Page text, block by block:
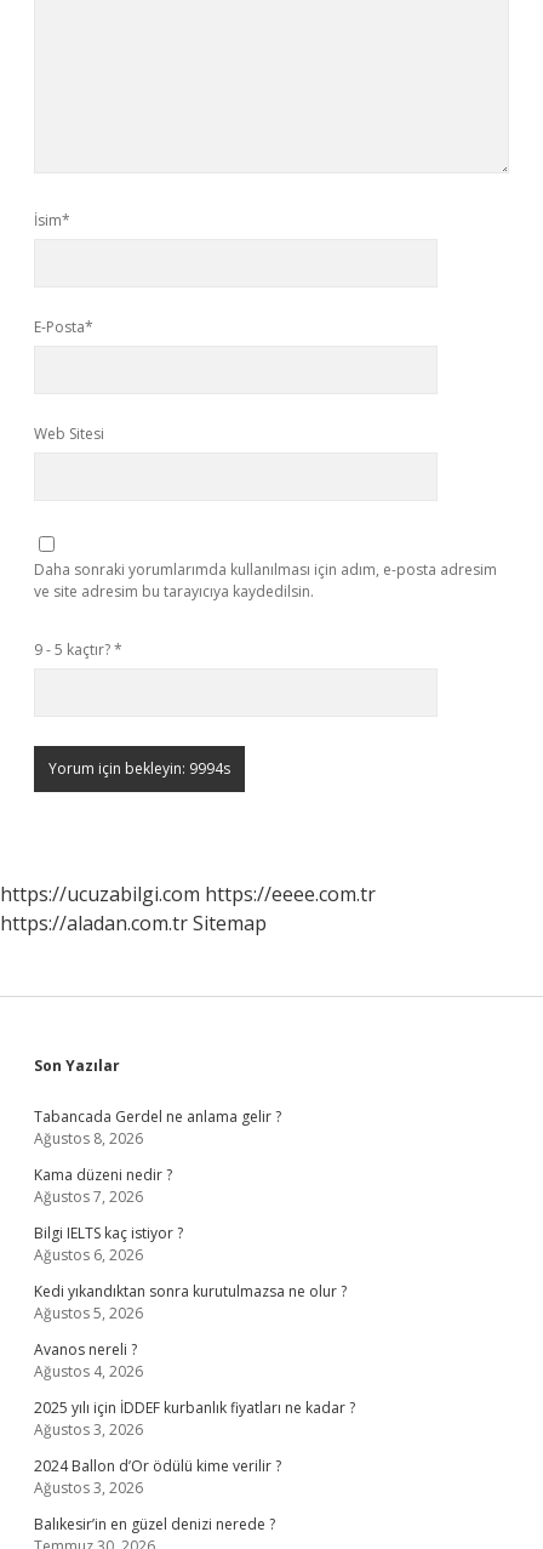
İsim*
E-Posta*
Web Sitesi
Daha sonraki yorumlarımda kullanılması için adım, e-posta adresim
ve site adresim bu tarayıcıya kaydedilsin.
9 - 5 kaçtır?*
https://ucuzabilgi.com https://eeee.com.tr
https://aladan.com.trSitemap
Sidebar
Son Yazılar
Tabancada Gerdel ne anlama gelir ?
Ağustos 8, 2026
Kama düzeni nedir ?
Ağustos 7, 2026
Bilgi IELTS kaç istiyor ?
Ağustos 6, 2026
Kedi yıkandıktan sonra kurutulmazsa ne olur ?
Ağustos 5, 2026
Avanos nereli ?
Ağustos 4, 2026
2025 yılı için İDDEF kurbanlık fiyatları ne kadar ?
Ağustos 3, 2026
2024 Ballon d’Or ödülü kime verilir ?
Ağustos 3, 2026
Balıkesir’in en güzel denizi nerede ?